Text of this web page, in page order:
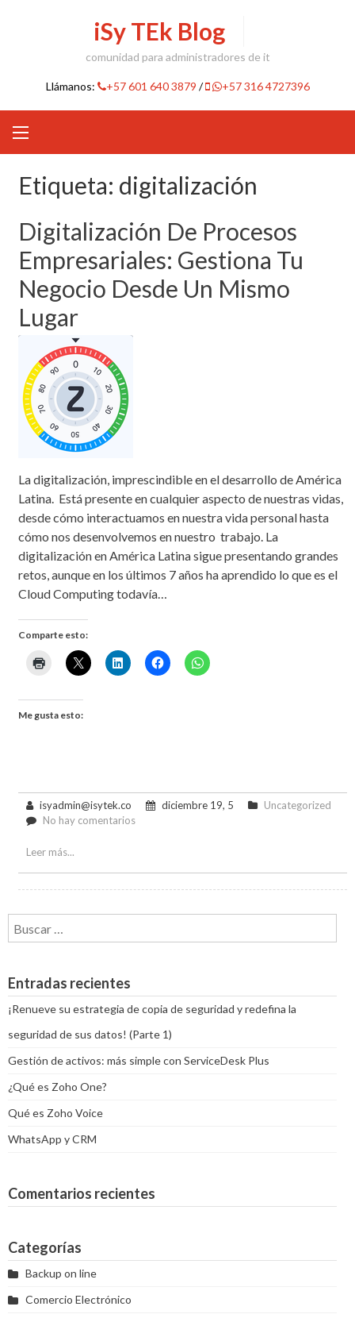
iSy TEk Blog
comunidad para administradores de it
Llámanos: +57 601 640 3879 / +57 316 4727396
Etiqueta: digitalización
Digitalización De Procesos
Empresariales: Gestiona Tu
Negocio Desde Un Mismo
Lugar
La digitalización, imprescindible en el desarrollo de América
Latina. Está presente en cualquier aspecto de nuestras vidas,
desde cómo interactuamos en nuestra vida personal hasta
cómo nos desenvolvemos en nuestro trabajo. La
digitalización en América Latina sigue presentando grandes
retos, aunque en los últimos 7 años ha aprendido lo que es el
Cloud Computing todavía…
Comparte esto:
Me gusta esto:
isyadmin@isytek.co diciembre 19, 5
Uncategorized
No hay comentariosen
desde
Leer más...
Buscar:
Entradas recientes
¡Renueve su estrategia de copia de seguridad y redefina la
seguridad de sus datos! (Parte 1)
Gestión de activos: más simple con ServiceDesk Plus
¿Qué es Zoho One?
Qué es Zoho Voice
WhatsApp y CRM
Comentarios recientes
Categorías
Backup on line
Comercio Electrónico